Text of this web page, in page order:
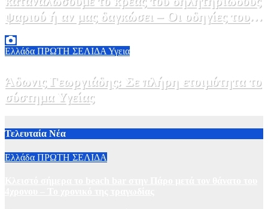
ψαριού ή αν μας δαγκώσει – Οι οδηγίες του
ΕΟΔΥ
Ελλάδα ΠΡΩΤΗ ΣΕΛΙΔΑ Υγεια
Άδωνις Γεωργιάδης: Σε πλήρη ετοιμότητα το
σύστημα Υγείας
Τελευταία Νέα
Ελλάδα ΠΡΩΤΗ ΣΕΛΙΔΑ